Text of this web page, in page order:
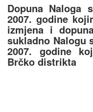
Dopuna Naloga
2007. godine
izmjena i
sukladno Nalogu
2007. godine
Brčko distrikta